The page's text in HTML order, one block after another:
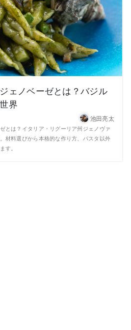
ェノベーゼとは？バジル
界
池田亮太
とは？イタリア・リグーリア州ジェノヴァ
材料選びから本格的な作り方、パスタ以外
す。